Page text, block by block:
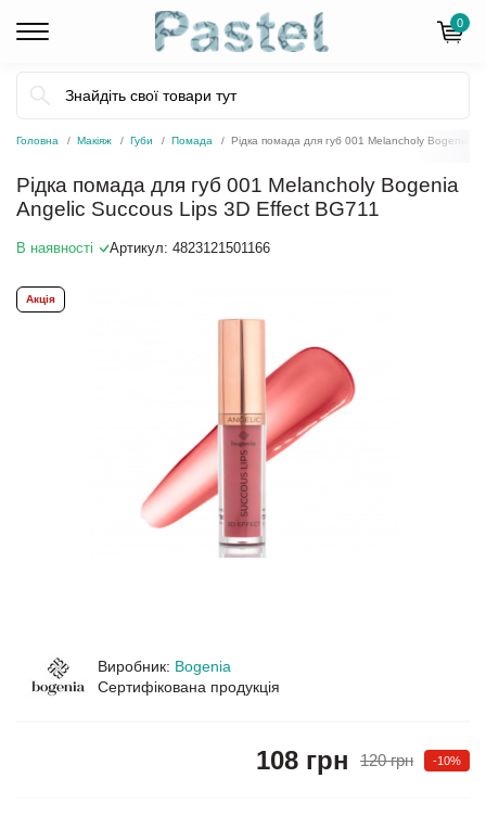
0
Головна Макіяж Губи Помада Рідка помада для губ 001 Melancholy Bogenia
Рідка помада для губ 001 Melancholy Bogenia
Angelic Succous Lips 3D Effect BG711
В наявності Артикул: 4823121501166
Акція
Виробник: Bogenia
Сертифікована продукція
120 грн -10%
108 грн